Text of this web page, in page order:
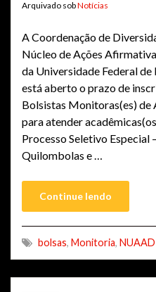
Arquivado sobNotícias
A Coordenação de
Núcleo de Ações
da Universidade Federal
está aberto o prazo de
Bolsistas Monitoras(es)
para atender
Processo Seletivo Especial
Quilombolas e …
Continue lendo
bolsas, Monitoria, NUAAD